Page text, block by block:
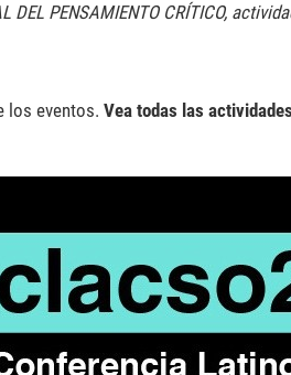
DEL PENSAMIENTO CRÍTICO,
los eventos. Vea todas las